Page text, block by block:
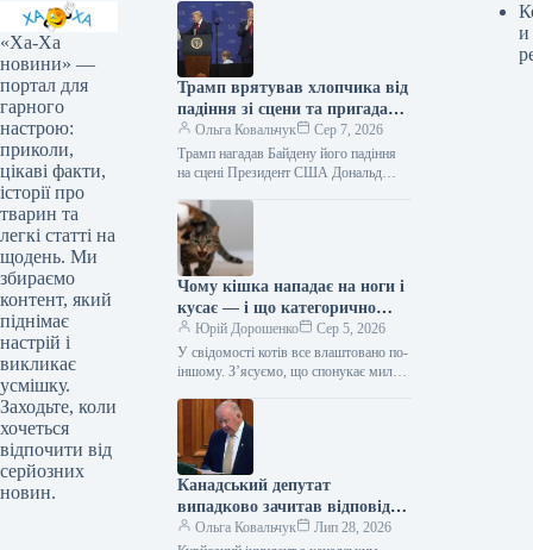
«Ха-Ха
новини» —
портал для
гарного
настрою:
приколи,
цікаві факти,
історії про
тварин та
легкі статті на
щодень. Ми
збираємо
контент, який
піднімає
настрій і
викликає
усмішку.
Заходьте, коли
хочеться
відпочити від
серйозних
новин.
Трамп врятував хлопчика від
падіння зі сцени та пригадав
Байдена (відео)
Ольга Ковальчук
Сер 7, 2026
Трамп нагадав Байдену його падіння
на сцені Президент США Дональд
сцени та обмовився про…
Чому кішка нападає на ноги і
кусає — і що категорично
заборонено робити у відповідь
Юрій Дорошенко
Сер 5, 2026
У свідомості котів все влаштовано по-
іншому. З’ясуємо, що спонукає милу
домашнього бешкетника, і як
повернути спокій…
Канадський депутат
випадково зачитав відповідь
від ChatGPT під час промови
Ольга Ковальчук
Лип 28, 2026
и